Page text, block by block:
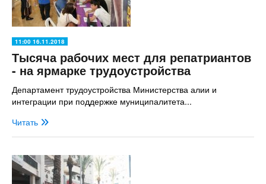
11:00 16.11.2018
Тысяча рабочих мест для репатриантов
- на ярмарке трудоустройства
Департамент трудоустройства Министерства алии и
интеграции при поддержке муниципалитета...
Читать